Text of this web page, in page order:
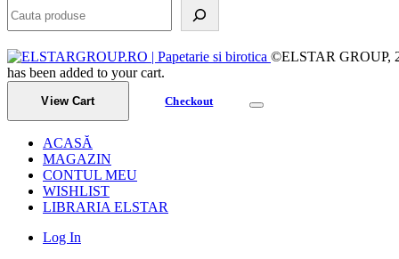
©ELSTAR GROUP,
has been added to your cart.
View Cart Checkout
ACASĂ
MAGAZIN
CONTUL MEU
WISHLIST
LIBRARIA ELSTAR
Log In